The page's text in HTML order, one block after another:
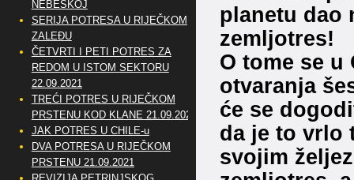
planetu dao
zemljotres!
O tome se
otvaranja
će se
da je to vrlo
svojim
NEBESKOJ
SERIJA POTRESA U RIJEČKOM
ZALEĐU
ČETVRTI I PETI POTRES ZA
REDOM U ISTOM SEKTORU
22.09.2021
TREĆI POTRES U RIJEČKOM
PRSTENU KOD KLANE 21.09.2021
JAK POTRES U CHILE-u
DVA POTRESA U RIJEČKOM
PRSTENU 21.09.2021